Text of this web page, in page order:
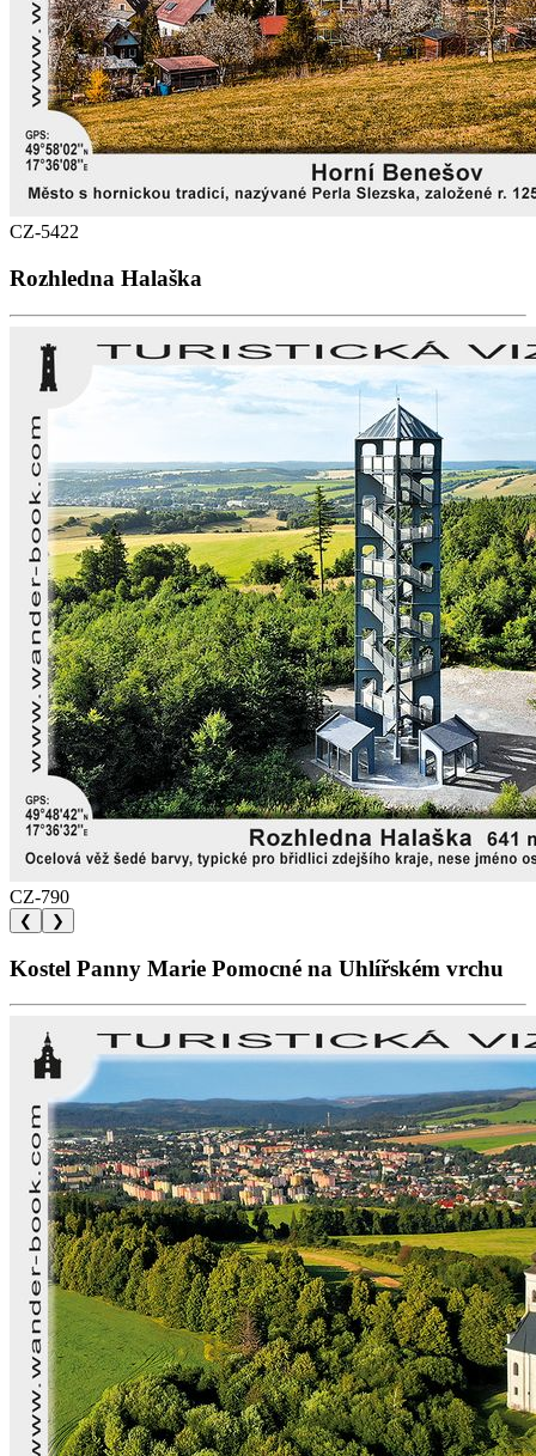
CZ-5422
Rozhledna Halaška
CZ-790
❮ ❯
Kostel Panny Marie Pomocné na Uhlířském vrchu